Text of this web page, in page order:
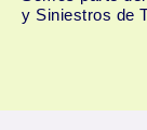
y Siniestros de